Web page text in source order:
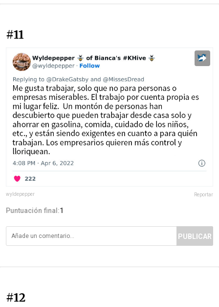
#11
wyldepepper Reportar
Puntuación final:1
PUBLICAR
#12